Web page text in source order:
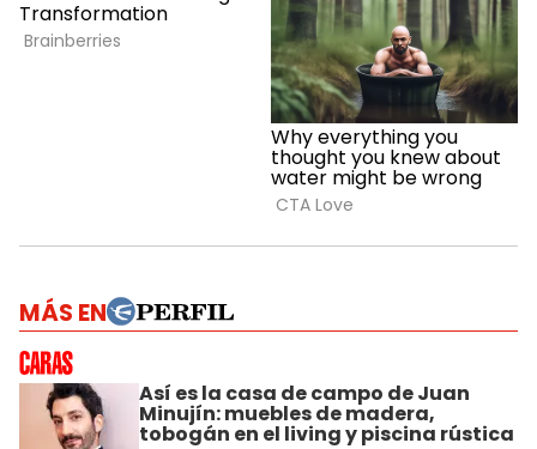
MÁS EN
Así es la casa de campo de Juan
Minujín: muebles de madera,
tobogán en el living y piscina rústica